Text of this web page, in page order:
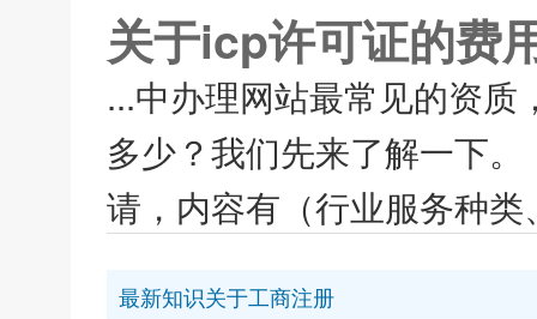
关于icp许可证的费
...中办理网站最常见的资
多少？我们先来了解一下
请，内容有（行业服务种
最新知识关于工商注册